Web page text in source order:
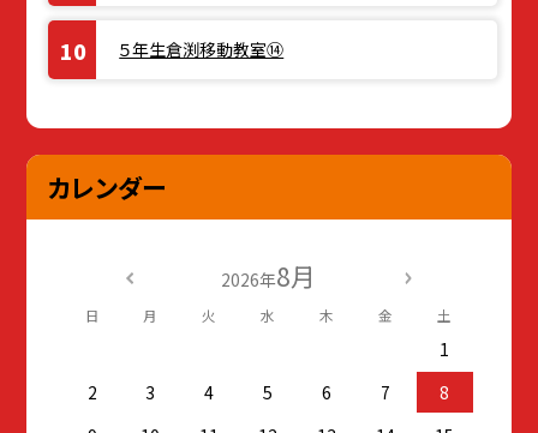
５年生倉渕移動教室⑭
カレンダー
2026年8月
日 月 火 水 木 金 土
1
2
3 4 5 6 7
8